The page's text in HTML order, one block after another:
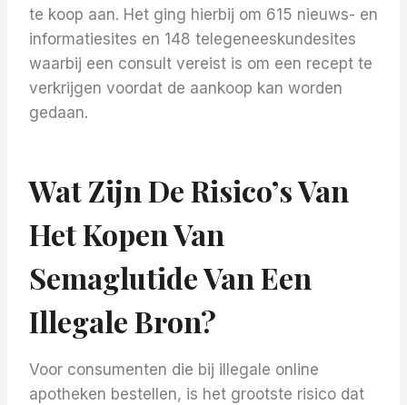
te koop aan. Het ging hierbij om 615 nieuws- en
informatiesites en 148 telegeneeskundesites
waarbij een consult vereist is om een ​​recept te
verkrijgen voordat de aankoop kan worden
gedaan.
Wat Zijn De Risico’s Van
Het Kopen Van
Semaglutide Van Een
Illegale Bron?
Voor consumenten die bij illegale online
apotheken bestellen, is het grootste risico dat